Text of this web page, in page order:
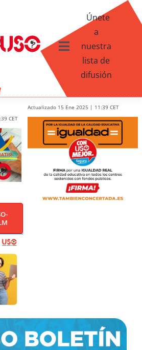
Toggle
Navigation
Únete
a
nuestra
lista de
difusión
CET
Actualizado 15 Ene 2025 | 11:39 CET